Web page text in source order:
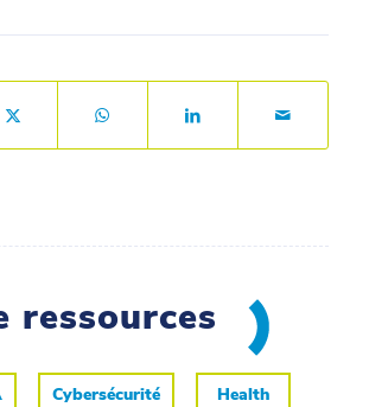
ressources
Cybersécurité Health